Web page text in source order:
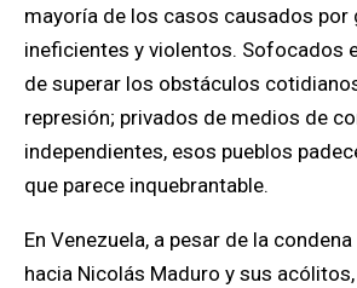
mayoría de los casos causados por
ineficientes y violentos. Sofocados
de superar los obstáculos
represión; privados de medios de
independientes, esos pueblos
que parece inquebrantable.
En Venezuela, a pesar de la condena internacional
hacia Nicolás Maduro y sus